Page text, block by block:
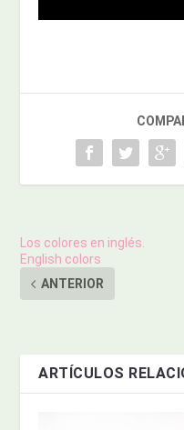
Los colores en inglés.
English colors
ANTERIOR
ARTÍCULOS